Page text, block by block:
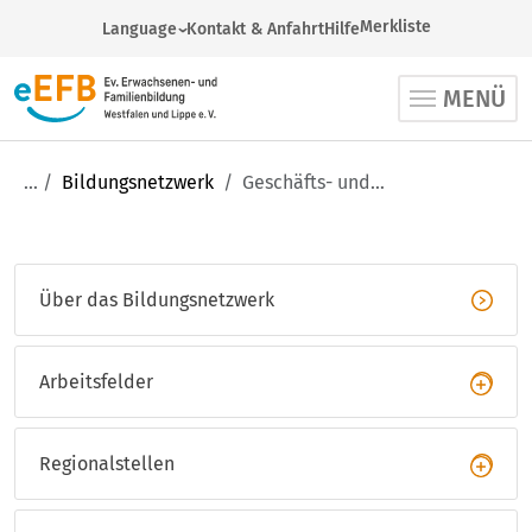
Language
Arabic
English
Turkish
Ukrainian
Kontakt & AnfahrtHilfeMerkliste
MENÜ
Bildungsnetzwerk Geschäfts- und Studienstelle
Über das Bildungsnetzwerk
Arbeitsfelder
Aus-, Fort- und Weiterbildung
Regionalstellen